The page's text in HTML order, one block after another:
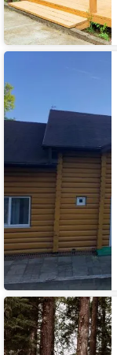
База
Парк
Инал
База
отдыха
Дзен
Рекавери